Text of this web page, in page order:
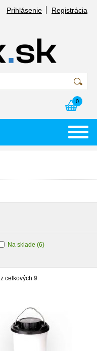
Prihlásenie Registrácia
0
Na sklade (6)
z celkových 9